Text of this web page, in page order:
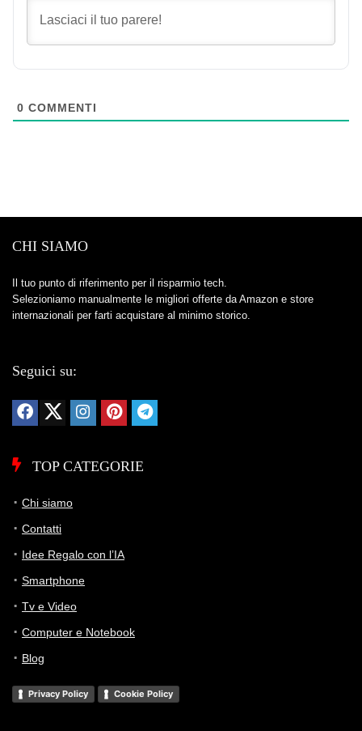
0 COMMENTI
CHI SIAMO
Il tuo punto di riferimento per il risparmio tech.
Selezioniamo manualmente le migliori offerte da Amazon e store
internazionali per farti acquistare al minimo storico.
Seguici su:
TOP CATEGORIE
Chi siamo
Contatti
Idee Regalo con l’IA
Smartphone
Tv e Video
Computer e Notebook
Blog
Privacy Policy Cookie Policy